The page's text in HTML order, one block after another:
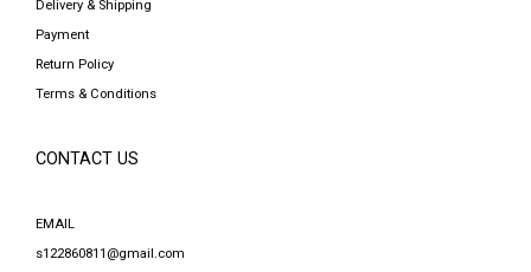
Delivery & Shipping
Payment
Return Policy
Terms & Conditions
CONTACT US
EMAIL
s122860811@gmail.com